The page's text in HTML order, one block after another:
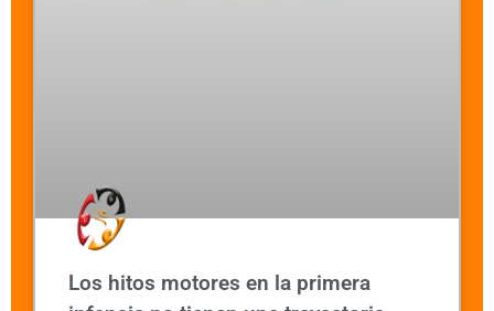
Los hitos motores en la primera